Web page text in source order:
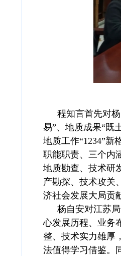
程知言首先对
易”、地质成果“既
地质工作“1234”新
职能职责、 三个内
地质勘查、技术研
产勘探、技术攻关
济社会发展大局贡
杨自安对江苏
心发展历程、业务
整、技术实力雄厚
法值得学习借鉴。